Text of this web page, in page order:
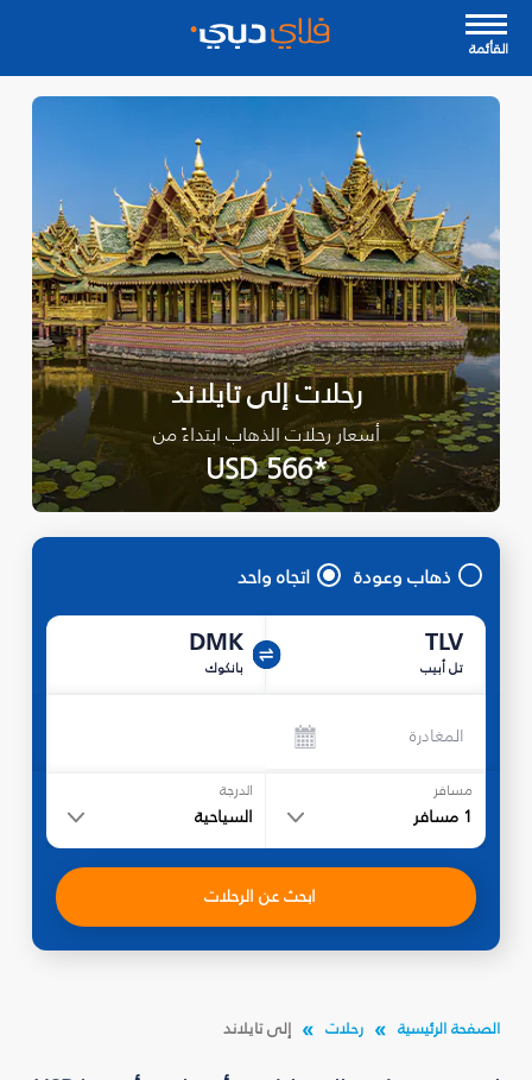
القأئمة
رحلات إلى تايلاند
أسعار رحلات الذهاب ابتداءً من
*USD 566
ذهاب وعودة اتجاه واحد
TLV
تل أبيب
DMK
بانكوك
المغادرة
مسافر
1 مسافر
الدرجة
السياحية
ابحث عن الرحلات
الصفحة الرئيسية رحلات إلى تايلاند